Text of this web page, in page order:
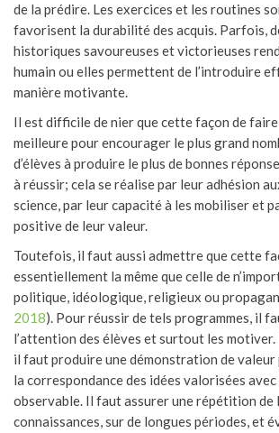
de la prédire. Les exercices et les routines
favorisent la durabilité des acquis. Parfois,
historiques savoureuses et victorieuses
humain ou elles permettent de l’introduire
manière motivante.
Il est difficile de nier que cette façon de
meilleure pour encourager le plus grand
d’élèves à produire le plus de bonnes
à réussir; cela se réalise par leur adhésion
science, par leur capacité à les mobiliser et
positive de leur valeur.
Toutefois, il faut aussi admettre que cette
essentiellement la même que celle de
politique, idéologique, religieux ou
2018). Pour réussir de tels programmes, il
l’attention des élèves et surtout les motiver.
il faut produire une démonstration de
la correspondance des idées valorisées
observable. Il faut assurer une répétition de
connaissances, sur de longues périodes, et